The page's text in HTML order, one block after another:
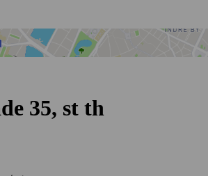
35, st th